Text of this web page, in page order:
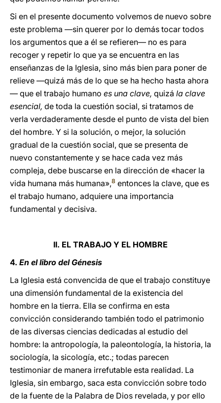
Si en el presente documento volvemos de nuevo sobre
este problema —sin querer por lo demás tocar todos
los argumentos que a él se refieren— no es para
recoger y repetir lo que ya se encuentra en las
enseñanzas de la Iglesia, sino más bien para poner de
relieve —quizá más de lo que se ha hecho hasta ahora
— que el trabajo humano es una clave, quizá la clave
esencial, de toda la cuestión social, si tratamos de
verla verdaderamente desde el punto de vista del bien
del hombre. Y si la solución, o mejor, la solución
gradual de la cuestión social, que se presenta de
nuevo constantemente y se hace cada vez más
compleja, debe buscarse en la dirección de «hacer la
vida humana más humana»,8 entonces la clave, que es
el trabajo humano, adquiere una importancia
fundamental y decisiva.
II. EL TRABAJO Y EL HOMBRE
4. En el libro del Génesis
La Iglesia está convencida de que el trabajo constituye
una dimensión fundamental de la existencia del
hombre en la tierra. Ella se confirma en esta
convicción considerando también todo el patrimonio
de las diversas ciencias dedicadas al estudio del
hombre: la antropología, la paleontología, la historia, la
sociología, la sicología, etc.; todas parecen
testimoniar de manera irrefutable esta realidad. La
Iglesia, sin embargo, saca esta convicción sobre todo
de la fuente de la Palabra de Dios revelada, y por ello